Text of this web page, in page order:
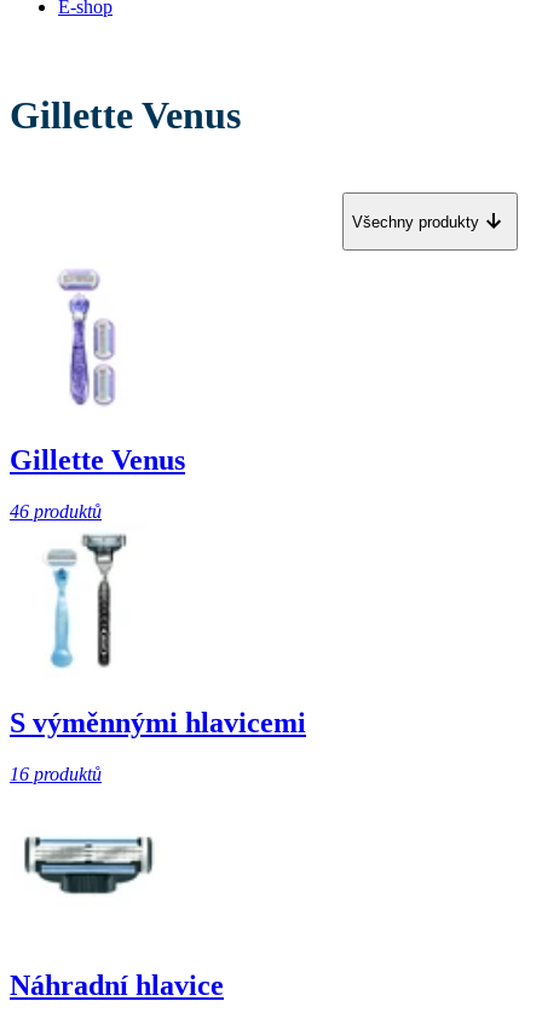
E-shop
Gillette Venus
Všechny produkty
Gillette Venus
46 produktů
S výměnnými hlavicemi
16 produktů
Náhradní hlavice